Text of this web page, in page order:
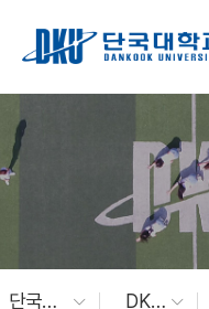
단국대 소식 DKU News